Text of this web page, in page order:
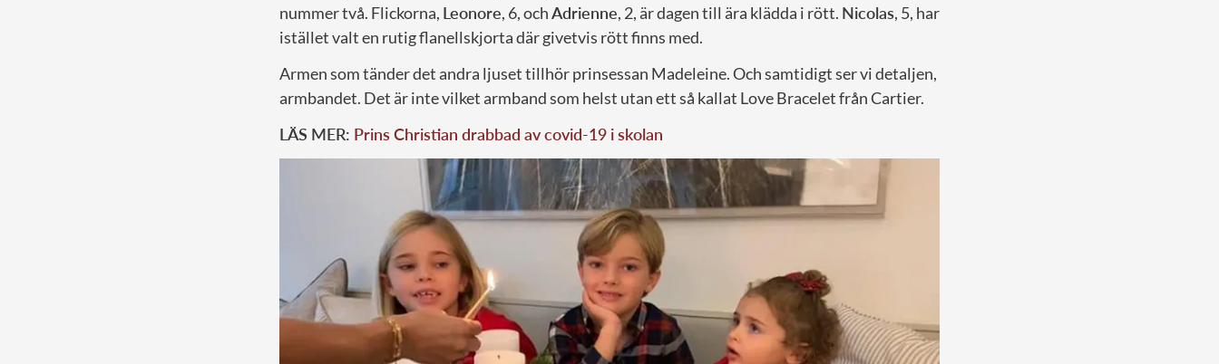
nummer två. Flickorna, Leonore, 6, ochAdrienne, 2, är dagen till ära klädda i rött. Nicolas, 5, har
istället valt en rutig flanellskjorta där givetvis rött finns med.
Armen som tänder det andra ljuset tillhör prinsessan Madeleine. Och samtidigt ser vi detaljen,
armbandet. Det är inte vilket armband som helst utan ett så kallat Love Bracelet från Cartier.
LÄS MER: Prins Christian drabbad av covid-19 i skolan